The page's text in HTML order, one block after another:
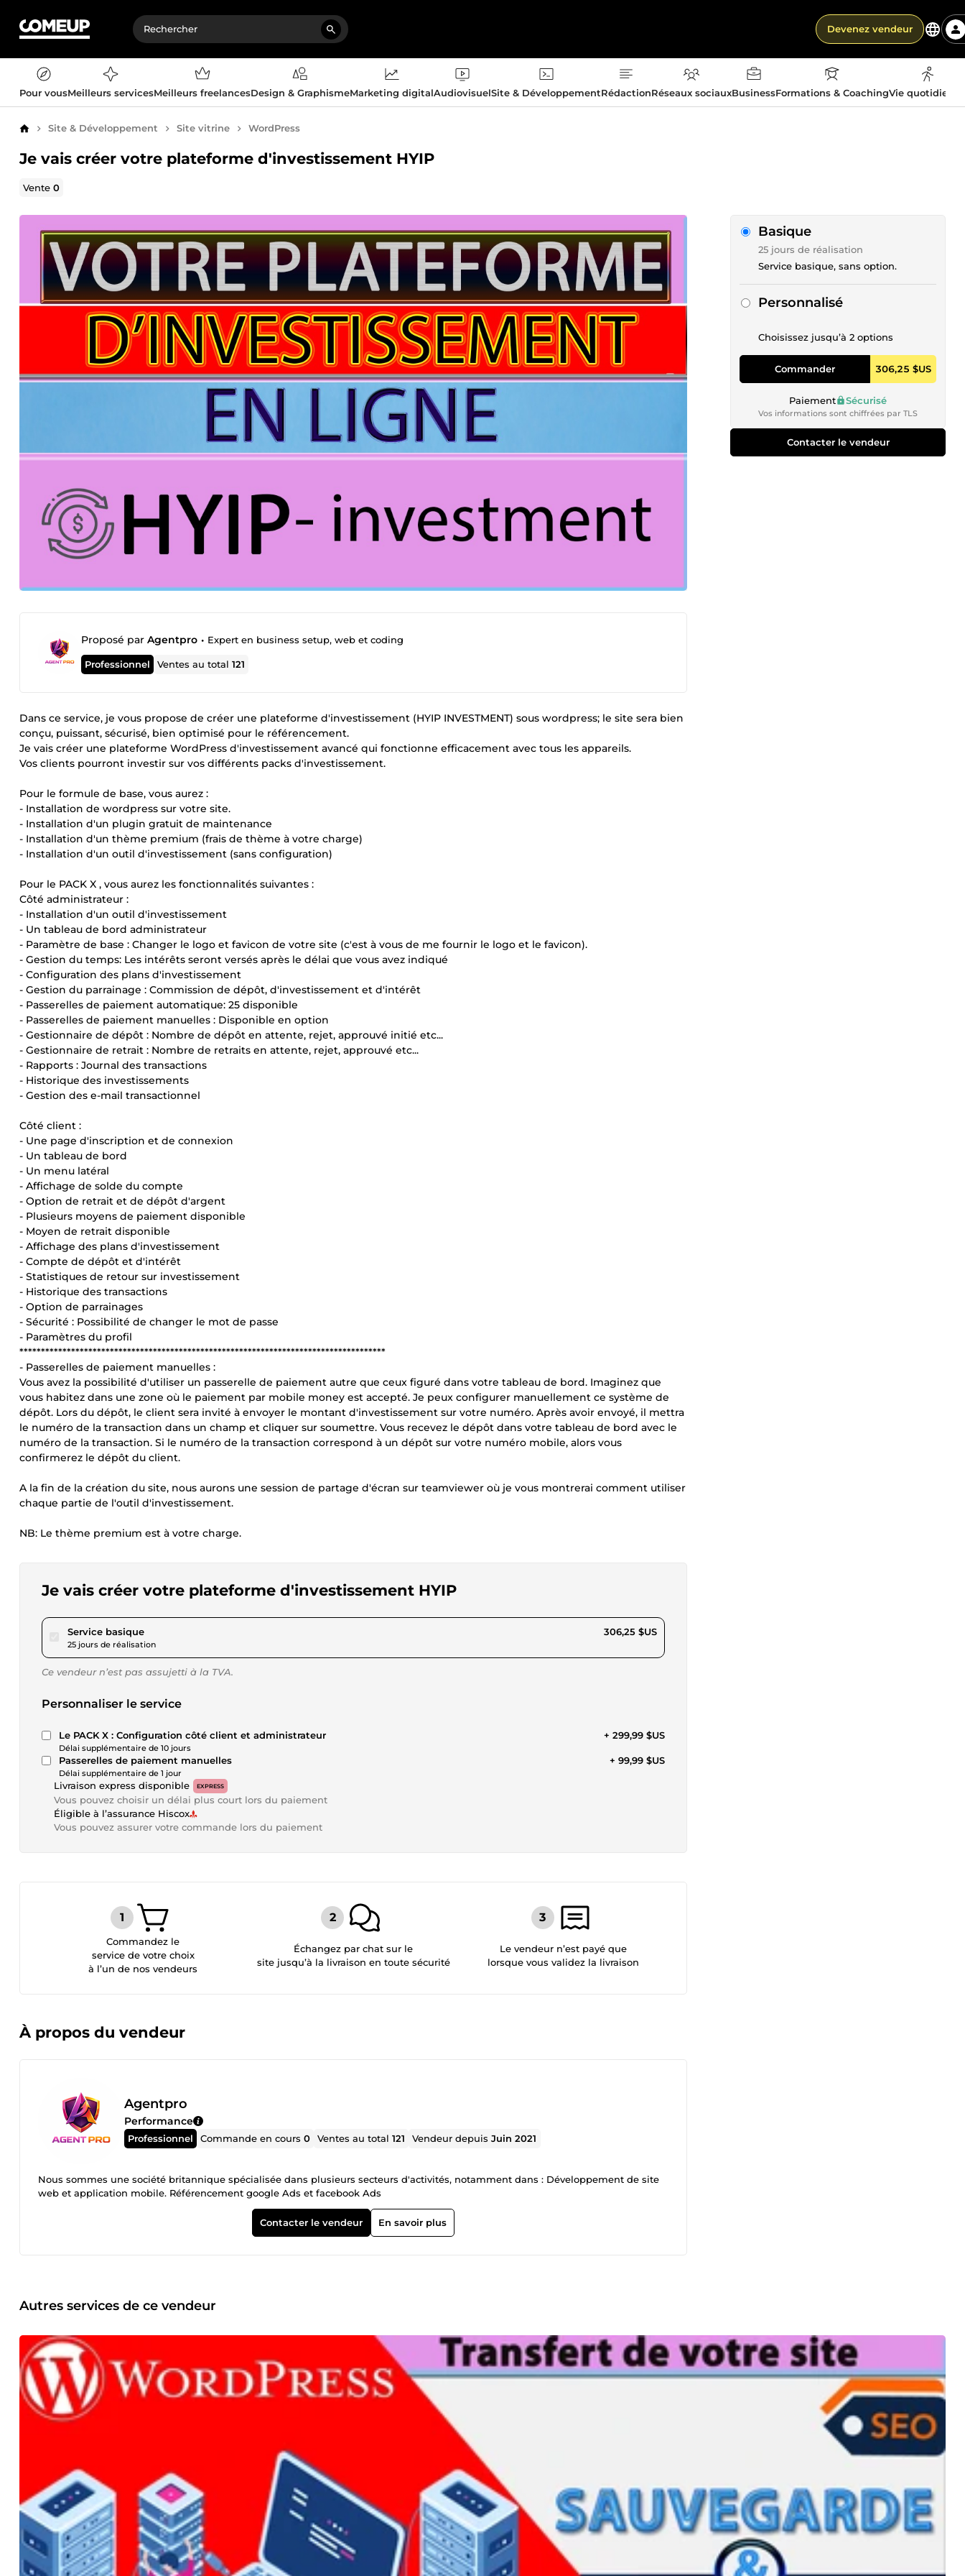
Devenez vendeur
Pour vousMeilleurs servicesMeilleurs freelancesDesign & GraphismeMarketing digitalAudiovisuelSite & DéveloppementRédactionRéseaux sociauxBusinessFormations & CoachingVie
AccueilSite & Développement Site vitrine WordPress
Je vais créer votre plateforme d'investissement HYIP
Vente0
Proposé par Agentpro • Expert en business setup, web et coding
Professionnel Ventes au total121
Dans ce service, je vous propose de créer une plateforme d'investissement (HYIP INVESTMENT) sous wordpress; le site sera bien
conçu, puissant, sécurisé, bien optimisé pour le référencement.
Je vais créer une plateforme WordPress d'investissement avancé qui fonctionne efficacement avec tous les appareils.
Vos clients pourront investir sur vos différents packs d'investissement.
Pour le formule de base, vous aurez :
- Installation de wordpress sur votre site.
- Installation d'un plugin gratuit de maintenance
- Installation d'un thème premium (frais de thème à votre charge)
- Installation d'un outil d'investissement (sans configuration)
Pour le PACK X , vous aurez les fonctionnalités suivantes :
Côté administrateur :
- Installation d'un outil d'investissement
- Un tableau de bord administrateur
- Paramètre de base : Changer le logo et favicon de votre site (c'est à vous de me fournir le logo et le favicon).
- Gestion du temps: Les intérêts seront versés après le délai que vous avez indiqué
- Configuration des plans d'investissement
- Gestion du parrainage : Commission de dépôt, d'investissement et d'intérêt
- Passerelles de paiement automatique: 25 disponible
- Passerelles de paiement manuelles : Disponible en option
- Gestionnaire de dépôt : Nombre de dépôt en attente, rejet, approuvé initié etc...
- Gestionnaire de retrait : Nombre de retraits en attente, rejet, approuvé etc...
- Rapports : Journal des transactions
- Historique des investissements
- Gestion des e-mail transactionnel
Côté client :
- Une page d'inscription et de connexion
- Un tableau de bord
- Un menu latéral
- Affichage de solde du compte
- Option de retrait et de dépôt d'argent
- Plusieurs moyens de paiement disponible
- Moyen de retrait disponible
- Affichage des plans d'investissement
- Compte de dépôt et d'intérêt
- Statistiques de retour sur investissement
- Historique des transactions
- Option de parrainages
- Sécurité : Possibilité de changer le mot de passe
- Paramètres du profil
*************************************************************************************
- Passerelles de paiement manuelles :
Vous avez la possibilité d'utiliser un passerelle de paiement autre que ceux figuré dans votre tableau de bord. Imaginez que
vous habitez dans une zone où le paiement par mobile money est accepté. Je peux configurer manuellement ce système de
dépôt. Lors du dépôt, le client sera invité à envoyer le montant d'investissement sur votre numéro. Après avoir envoyé, il mettra
le numéro de la transaction dans un champ et cliquer sur soumettre. Vous recevez le dépôt dans votre tableau de bord avec le
numéro de la transaction. Si le numéro de la transaction correspond à un dépôt sur votre numéro mobile, alors vous
confirmerez le dépôt du client.
A la fin de la création du site, nous aurons une session de partage d'écran sur teamviewer où je vous montrerai comment utiliser
chaque partie de l'outil d'investissement.
NB: Le thème premium est à votre charge.
Je vais créer votre plateforme d'investissement HYIP
Service basiquepour 282,25 $US
25 jours de réalisation
306,25 $US
Ce vendeur n’est pas assujetti à la TVA.
Personnaliser le service
Le PACK X : Configuration côté client et administrateur
Délai supplémentaire de 10 jours
+ 299,99 $US
Passerelles de paiement manuelles
Délai supplémentaire de 1 jour
+ 99,99 $US
Livraison express disponible EXPRESS
Vous pouvez choisir un délai plus court lors du paiement
Éligible à l’assurance Hiscox
Vous pouvez assurer votre commande lors du paiement
Basique
25 jours de réalisation
Service basique, sans option.
Personnalisé
Choisissez jusqu’à 2 options
Commander 306,25 $US
Paiement Sécurisé
Vos informations sont chiffrées par TLS
Contacter le vendeur
Commandez le
service de votre choix
à l’un de nos vendeurs
Échangez par chat sur le
site jusqu’à la livraison en toute sécurité
Le vendeur n’est payé que
lorsque vous validez la livraison
À propos du vendeur
Agentpro
Performance
Professionnel Commande en cours0 Ventes au total121 Vendeur depuisJuin 2021
Nous sommes une société britannique spécialisée dans plusieurs secteurs d'activités, notamment dans : Développement de site
web et application mobile. Référencement google Ads et facebook Ads
Contacter le vendeur En savoir plus
Autres services de ce vendeur